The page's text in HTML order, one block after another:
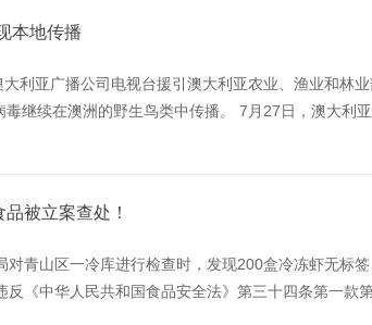
本地传播
利亚广播公司电视台援引澳大利亚农业、渔业和林
继续在澳洲的野生鸟类中传播。 7月27日，澳大利
被立案查处！
对青山区一冷库进行检查时，发现200盒冷冻虾无标
《中华人民共和国食品安全法》第三十四条第一款